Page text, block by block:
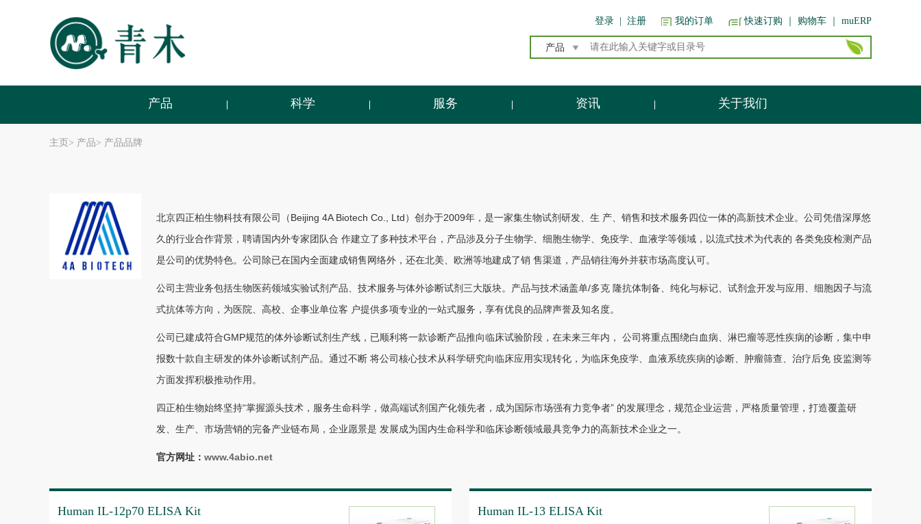
登录 注册 我的订单 快速订购 ｜ 购物车 ｜ muERP
产品
产品 科学 服务 资讯 关于我们
主页 > 产品> 产品品牌
北京四正柏生物科技有限公司（Beijing 4A Biotech Co., Ltd）创办于2009年，是一家集生物试剂研发、生 产、销售和技术服务四位一体的高新技术企业。公司凭借深厚悠
久的行业合作背景，聘请国内外专家团队合 作建立了多种技术平台，产品涉及分子生物学、细胞生物学、免疫学、血液学等领域，以流式技术为代表的 各类免疫检测产品
是公司的优势特色。公司除已在国内全面建成销售网络外，还在北美、欧洲等地建成了销 售渠道，产品销往海外并获市场高度认可。
公司主营业务包括生物医药领域实验试剂产品、技术服务与体外诊断试剂三大版块。产品与技术涵盖单/多克 隆抗体制备、纯化与标记、试剂盒开发与应用、细胞因子与流
式抗体等方向，为医院、高校、企事业单位客 户提供多项专业的一站式服务，享有优良的品牌声誉及知名度。
公司已建成符合GMP规范的体外诊断试剂生产线，已顺利将一款诊断产品推向临床试验阶段，在未来三年内， 公司将重点围绕白血病、淋巴瘤等恶性疾病的诊断，集中申
报数十款自主研发的体外诊断试剂产品。通过不断 将公司核心技术从科学研究向临床应用实现转化，为临床免疫学、血液系统疾病的诊断、肿瘤筛查、治疗后免 疫监测等
方面发挥积极推动作用。
四正柏生物始终坚持“掌握源头技术，服务生命科学，做高端试剂国产化领先者，成为国际市场强有力竞争者” 的发展理念，规范企业运营，严格质量管理，打造覆盖研
发、生产、市场营销的完备产业链布局，企业愿景是 发展成为国内生命科学和临床诊断领域最具竞争力的高新技术企业之一。
官方网址： www.4abio.net
Human IL-12p70 ELISA Kit Human IL-13 ELISA Kit